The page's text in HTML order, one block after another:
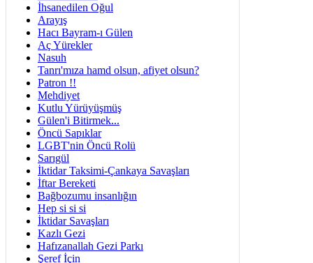
İhsanedilen Oğul
Arayış
Hacı Bayram-ı Gülen
Aç Yürekler
Nasuh
Tanrı'mıza hamd olsun, afiyet olsun?
Patron !!
Mehdiyet
Kutlu Yürüyüşmüş
Gülen'i Bitirmek...
Öncü Sapıklar
LGBT'nin Öncü Rolü
Sarıgül
İktidar Taksimi-Çankaya Savaşları
İftar Bereketi
Bağbozumu insanlığın
Hep si si si
İktidar Savaşları
Kazlı Gezi
Hafızanallah Gezi Parkı
Şeref İçin